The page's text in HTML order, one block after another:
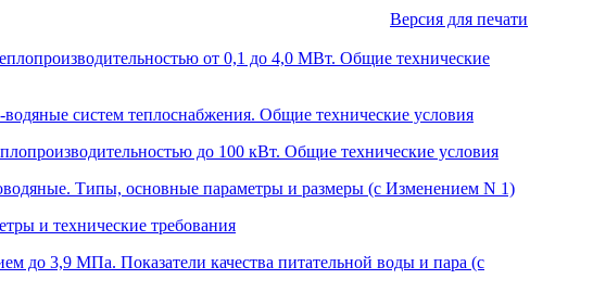
Версия для печати
от 0,1 до 4,0 МВт. Общие технические
систем теплоснабжения. Общие технические условия
до 100 кВт. Общие технические условия
Типы, основные параметры и размеры (с Изменением N 1)
и технические требования
до 3,9 МПа. Показатели качества питательной воды и пара (с